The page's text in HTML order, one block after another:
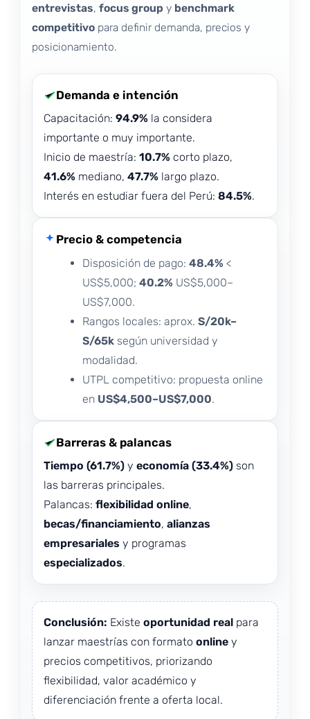
entrevistas, focus group y benchmark
competitivo para definir demanda, precios y
posicionamiento.
Demanda e intención
Capacitación: 94.9% la considera
importante o muy importante.
Inicio de maestría: 10.7% corto plazo,
41.6% mediano, 47.7% largo plazo.
Interés en estudiar fuera del Perú: 84.5%.
Precio & competencia
Disposición de pago: 48.4% <
US$5,000; 40.2% US$5,000–
US$7,000.
Rangos locales: aprox. S/20k–
S/65k según universidad y
modalidad.
UTPL competitivo: propuesta online
en US$4,500–US$7,000.
Barreras & palancas
Tiempo (61.7%) y economía (33.4%) son
las barreras principales.
Palancas: flexibilidad online,
becas/financiamiento, alianzas
empresariales y programas
especializados.
Conclusión: Existe oportunidad real para
lanzar maestrías con formato online y
precios competitivos, priorizando
flexibilidad, valor académico y
diferenciación frente a oferta local.